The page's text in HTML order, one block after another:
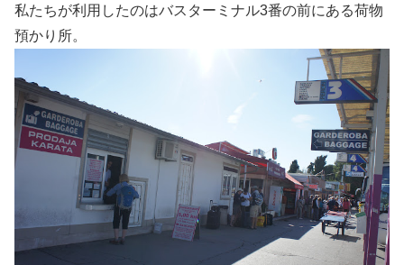
私たちが利用したのはバスターミナル3番の前にある荷物
預かり所。